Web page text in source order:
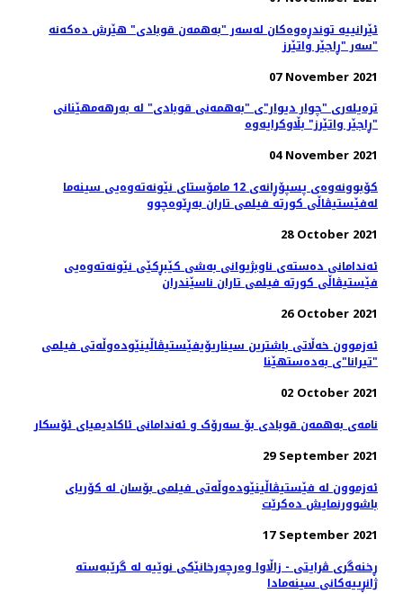
ئێرانییە توندڕەوەکان لەسەر "بەهمەن قوبادی" هێرش دەکەنە
سەر "ڕاجێر واتێرز"
07 November 2021
ترەیلەری "چوار دیوار"ی "بەهمەنی قوبادی" لە بەرهەمهێنانی
"ڕاجێر واتێرز" بڵاوکرایەوە
04 November 2021
کۆبوونه‌وه‌ی پسپۆڕانه‌ی 12 مامۆستای نێونه‌ته‌وه‌یی سینه‌ما
له‌فێستیڤاڵی کورته‌ فیلمی تاران به‌ڕێوه‌چوو
28 October 2021
ئه‌ندامانی ده‌سته‌ی ناوبژیوانی به‌شی کێبڕکێی نێونه‌ته‌وه‌یی
فێستیڤاڵی کورته‌ فیلمی تاران ناسێندران
26 October 2021
ئەزموون خەڵاتی باشترین سیناریۆیفێستیڤاڵینێوده‌وڵه‌تی فیلمی
"تیرانا"ی به‌ده‌ستهێنا
02 October 2021
نامه‌ی به‌همه‌ن قوبادی بۆ سه‌رۆک و ئه‌ندامانی ئاکادیمیای ئۆسکار
29 September 2021
ئەزموون لە فێستیڤاڵینێوده‌وڵه‌تی فیلمی بۆسان له کۆریای
باشوورنمایش ده‌کرێت
17 September 2021
ڕخنەگری ڤرایتی - زاڵاوا وەرچەرخانێکی نوێیە لە گرێبەستە
ژانڕییەکانی سینەمادا